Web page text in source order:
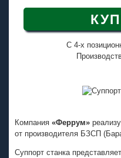
C 4-х
Компания «Феррум»
от производителя БЗСП
Суппорт станка